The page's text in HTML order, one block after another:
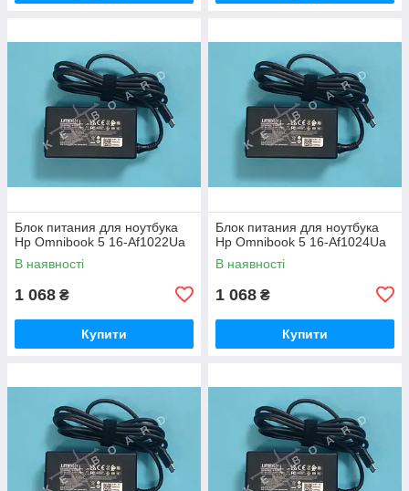
Блок питания для ноутбука
Hp Omnibook 5 16-Af1022Ua
В наявності
1 068 ₴
Купити
Блок питания для ноутбука
Hp Omnibook 5 16-Af1024Ua
В наявності
1 068 ₴
Купити